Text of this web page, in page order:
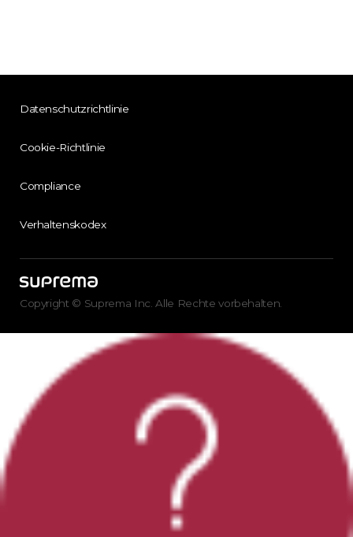
Datenschutzrichtlinie
Cookie-Richtlinie
Compliance
Verhaltenskodex
Copyright © Suprema Inc. Alle Rechte vorbehalten.